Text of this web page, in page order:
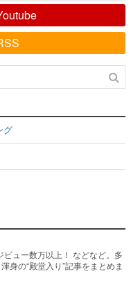
グ
ュー数万以上！ などなど。多
身の“殿堂入り”記事をまとめま